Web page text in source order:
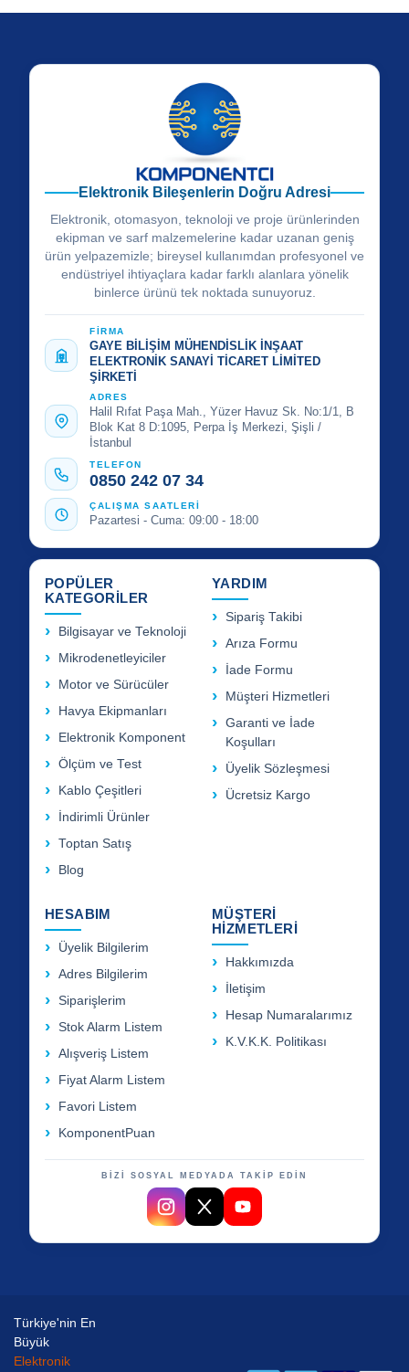
Elektronik Bileşenlerin Doğru Adresi
Elektronik, otomasyon, teknoloji ve proje ürünlerinden
ekipman ve sarf malzemelerine kadar uzanan geniş
ürün yelpazemizle; bireysel kullanımdan profesyonel ve
endüstriyel ihtiyaçlara kadar farklı alanlara yönelik
binlerce ürünü tek noktada sunuyoruz.
FİRMA
GAYE BİLİŞİM MÜHENDİSLİK İNŞAAT
ELEKTRONİK SANAYİ TİCARET LİMİTED
ŞİRKETİ
ADRES
Halil Rıfat Paşa Mah., Yüzer Havuz Sk. No:1/1, B
Blok Kat 8 D:1095, Perpa İş Merkezi, Şişli /
İstanbul
TELEFON
0850 242 07 34
ÇALIŞMA SAATLERİ
Pazartesi - Cuma: 09:00 - 18:00
POPÜLER
KATEGORİLER
Bilgisayar ve Teknoloji
Mikrodenetleyiciler
Motor ve Sürücüler
Havya Ekipmanları
Elektronik Komponent
Ölçüm ve Test
Kablo Çeşitleri
İndirimli Ürünler
Toptan Satış
Blog
YARDIM
Sipariş Takibi
Arıza Formu
İade Formu
Müşteri Hizmetleri
Garanti ve İade
Koşulları
Üyelik Sözleşmesi
Ücretsiz Kargo
HESABIM
Üyelik Bilgilerim
Adres Bilgilerim
Siparişlerim
Stok Alarm Listem
Alışveriş Listem
Fiyat Alarm Listem
Favori Listem
KomponentPuan
MÜŞTERİ
HİZMETLERİ
Hakkımızda
İletişim
Hesap Numaralarımız
K.V.K.K. Politikası
BİZİ SOSYAL MEDYADA TAKİP EDİN
Türkiye'nin En
Büyük
Elektronik